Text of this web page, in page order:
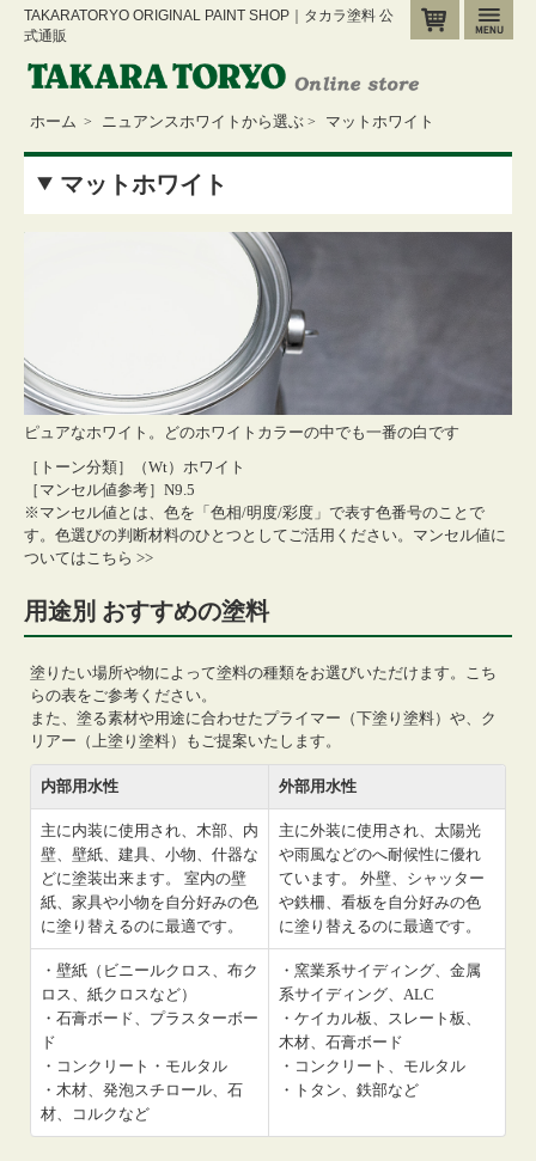
カート
TAKARATORYO ORIGINAL PAINT SHOP｜タカラ塗料 公
式通販
ホーム > ニュアンスホワイトから選ぶ > マットホワイト
マットホワイト
ピュアなホワイト。どのホワイトカラーの中でも一番の白です
［トーン分類］（Wt）ホワイト
［マンセル値参考］N9.5
※マンセル値とは、色を「色相/明度/彩度」で表す色番号のことで
す。色選びの判断材料のひとつとしてご活用ください。 マンセル値に
ついてはこちら >>
用途別 おすすめの塗料
塗りたい場所や物によって塗料の種類をお選びいただけます。こち
らの表をご参考ください。
また、塗る素材や用途に合わせたプライマー（下塗り塗料）や、ク
リアー（上塗り塗料）もご提案いたします。
内部用水性 外部用水性
主に内装に使用され、木部、内
壁、壁紙、建具、小物、什器な
どに塗装出来ます。 室内の壁
紙、家具や小物を自分好みの色
に塗り替えるのに最適です。
主に外装に使用され、太陽光
や雨風などのへ耐候性に優れ
ています。 外壁、シャッター
や鉄柵、看板を自分好みの色
に塗り替えるのに最適です。
・壁紙（ビニールクロス、布ク
ロス、紙クロスなど）
・石膏ボード、プラスターボー
ド
・コンクリート・モルタル
・木材、発泡スチロール、石
材、コルクなど
・窯業系サイディング、金属
系サイディング、ALC
・ケイカル板、スレート板、
木材、石膏ボード
・コンクリート、モルタル
・トタン、鉄部など